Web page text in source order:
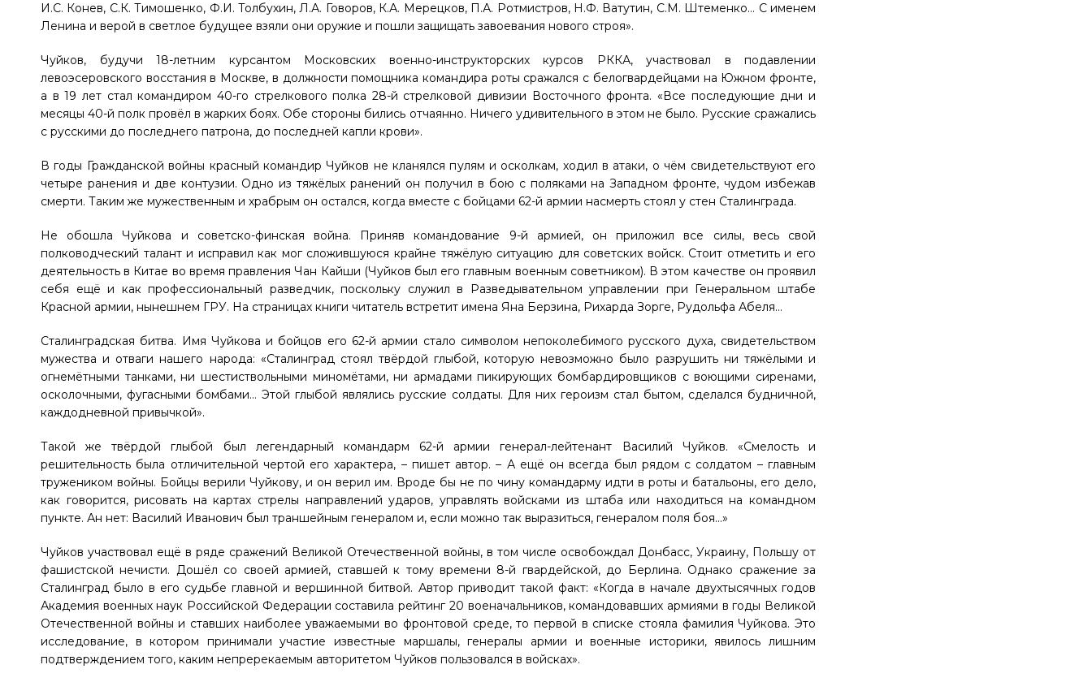
И.С. Конев, С.К. Тимошенко, Ф.И. Толбухин, Л.А. Говоров, К.А. Мерецков, П.А. Ротмистров, Н.Ф. Ватутин, С.М. Штеменко… С именем
Ленина и верой в светлое будущее взяли они оружие и пошли защищать завоевания нового строя».
Чуйков, будучи 18-летним курсантом Московских военно-инструкторских курсов РККА, участвовал в подавлении
левоэсеровского восстания в Москве, в должности помощника командира роты сражался с белогвардейцами на Южном фронте,
а в 19 лет стал командиром 40-го стрелкового полка 28-й стрелковой дивизии Восточного фронта. «Все последующие дни и
месяцы 40-й полк провёл в жарких боях. Обе стороны бились отчаянно. Ничего удивительного в этом не было. Русские сражались
с русскими до последнего патрона, до последней капли крови».
В годы Гражданской войны красный командир Чуйков не кланялся пулям и осколкам, ходил в атаки, о чём свидетельствуют его
четыре ранения и две контузии. Одно из тяжёлых ранений он получил в бою с поляками на Западном фронте, чудом избежав
смерти. Таким же мужественным и храбрым он остался, когда вместе с бойцами 62-й армии насмерть стоял у стен Сталинграда.
Не обошла Чуйкова и советско-финская война. Приняв командование 9-й армией, он приложил все силы, весь свой
полководческий талант и исправил как мог сложившуюся крайне тяжёлую ситуацию для советских войск. Стоит отметить и его
деятельность в Китае во время правления Чан Кайши (Чуйков был его главным военным советником). В этом качестве он проявил
себя ещё и как профессиональный разведчик, поскольку служил в Разведывательном управлении при Генеральном штабе
Красной армии, нынешнем ГРУ. На страницах книги читатель встретит имена Яна Берзина, Рихарда Зорге, Рудольфа Абеля…
Сталинградская битва. Имя Чуйкова и бойцов его 62-й армии стало символом непоколебимого русского духа, свидетельством
мужества и отваги нашего народа: «Сталинград стоял твёрдой глыбой, которую невозможно было разрушить ни тяжёлыми и
огнемётными танками, ни шестиствольными миномётами, ни армадами пикирующих бомбардировщиков с воющими сиренами,
осколочными, фугасными бомбами… Этой глыбой являлись русские солдаты. Для них героизм стал бытом, сделался будничной,
каждодневной привычкой».
Такой же твёрдой глыбой был легендарный командарм 62-й армии генерал-лейтенант Василий Чуйков. «Смелость и
решительность была отличительной чертой его характера, – пишет автор. – А ещё он всегда был рядом с солдатом – главным
тружеником войны. Бойцы верили Чуйкову, и он верил им. Вроде бы не по чину командарму идти в роты и батальоны, его дело,
как говорится, рисовать на картах стрелы направлений ударов, управлять войсками из штаба или находиться на командном
пункте. Ан нет: Василий Иванович был траншейным генералом и, если можно так выразиться, генералом поля боя…»
Чуйков участвовал ещё в ряде сражений Великой Отечественной войны, в том числе освобождал Донбасс, Украину, Польшу от
фашистской нечисти. Дошёл со своей армией, ставшей к тому времени 8-й гвардейской, до Берлина. Однако сражение за
Сталинград было в его судьбе главной и вершинной битвой. Автор приводит такой факт: «Когда в начале двухтысячных годов
Академия военных наук Российской Федерации составила рейтинг 20 военачальников, командовавших армиями в годы Великой
Отечественной войны и ставших наиболее уважаемыми во фронтовой среде, то первой в списке стояла фамилия Чуйкова. Это
исследование, в котором принимали участие известные маршалы, генералы армии и военные историки, явилось лишним
подтверждением того, каким непререкаемым авторитетом Чуйков пользовался в войсках».